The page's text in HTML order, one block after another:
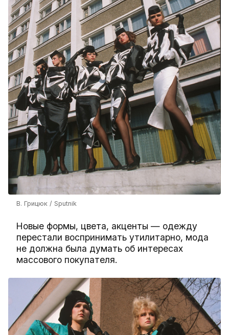
В. Грицюк / Sputnik
Новые формы, цвета, акценты — одежду
перестали воспринимать утилитарно, мода
не должна была думать об интересах
массового покупателя.